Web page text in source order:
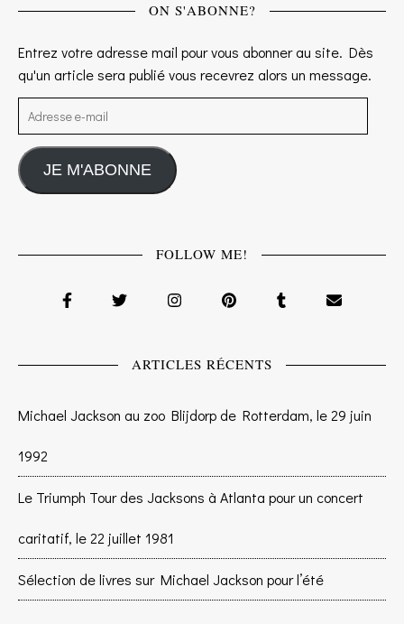
ON S'ABONNE?
Entrez votre adresse mail pour vous abonner au site. Dès
qu'un article sera publié vous recevrez alors un message.
Adresse e-mail
JE M'ABONNE
FOLLOW ME!
ARTICLES RÉCENTS
Michael Jackson au zoo Blijdorp de Rotterdam, le 29 juin
1992
Le Triumph Tour des Jacksons à Atlanta pour un concert
caritatif, le 22 juillet 1981
Sélection de livres sur Michael Jackson pour l’été